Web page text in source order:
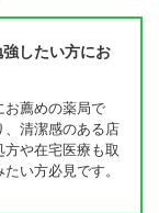
したい方にお
お薦めの薬局で
、清潔感のある店
や在宅医療も取
い方必見です。